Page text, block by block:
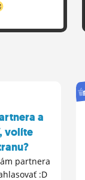
a
volíte
partnera
:D